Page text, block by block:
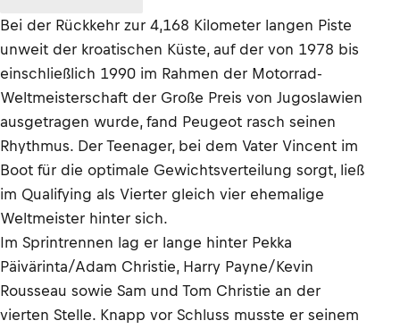
Bei der Rückkehr zur 4,168 Kilometer langen Piste
unweit der kroatischen Küste, auf der von 1978 bis
einschließlich 1990 im Rahmen der Motorrad-
Weltmeisterschaft der Große Preis von Jugoslawien
ausgetragen wurde, fand Peugeot rasch seinen
Rhythmus. Der Teenager, bei dem Vater Vincent im
Boot für die optimale Gewichtsverteilung sorgt, ließ
im Qualifying als Vierter gleich vier ehemalige
Weltmeister hinter sich.
Im Sprintrennen lag er lange hinter Pekka
Päivärinta/Adam Christie, Harry Payne/Kevin
Rousseau sowie Sam und Tom Christie an der
vierten Stelle. Knapp vor Schluss musste er seinem